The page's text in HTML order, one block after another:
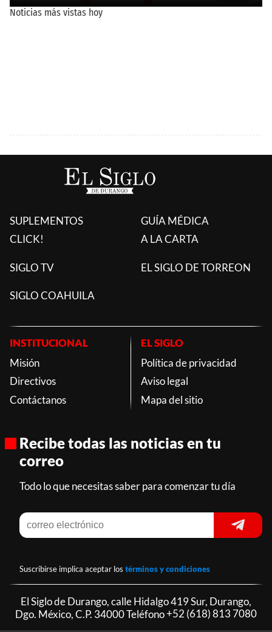
SUPLEMENTOS
CLICK!
GUÍA MÉDICA
A LA CARTA
SIGLO TV EL SIGLO DE TORREON
SIGLO COAHUILA
INSTITUCIONAL
Misión
Directivos
Contáctanos
EL SIGLO
Política de privacidad
Aviso legal
Mapa del sitio
Recibe todas las noticias en tu
correo
Todo lo que necesitas saber para comenzar tu día
Suscribirse implica aceptar los términos y condiciones
El Siglo de Durango, calle Hidalgo 419 Sur, Durango,
Dgo. México, C.P. 34000 Teléfono+52 (618) 813 7080